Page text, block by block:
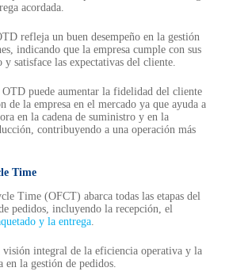
acordada.
refleja un buen desempeño en la gestión
indicando que la empresa cumple con sus
satisface las expectativas del cliente.
OTD puede aumentar la fidelidad del cliente
de la empresa en el mercado ya que ayuda a
en la cadena de suministro y en la
contribuyendo a una operación más
Time
Time (OFCT) abarca todas las etapas del
pedidos, incluyendo la recepción, el
y la entrega.
integral de la eficiencia operativa y la
en la gestión de pedidos.